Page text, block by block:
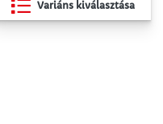
Variáns kiválasztása